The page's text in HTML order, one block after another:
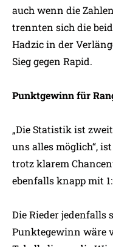
auch wenn die
trennten sich die
Hadzic in der
Sieg gegen Rapid.
Punktgewinn für
„Die Statistik ist
uns alles möglich“,
trotz klarem
ebenfalls knapp mit
Die Rieder
Punktegewinn wäre